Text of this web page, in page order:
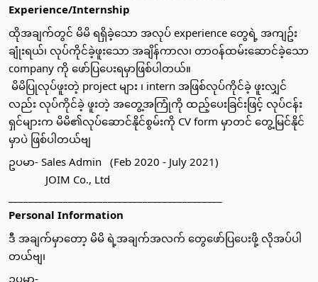
Experience/Internship
ထိုအချက်တွင် မိမိ ရရှိခဲ့သော အလုပ် experience တွေရဲ့ အကျဥ်း
ချုံးရယ်၊ လုပ်ကိုင်ခဲ့ဖူးသော အချိန်ကာလ၊ တာဝန်ထမ်းဆောင်ခဲ့သော
company ကို ဖော်ပြပေးရမှာဖြစ်ပါတယ်။
လည်း လုပ်ကိုင်ခဲ့ ဖူးတဲ့ အတွေ့အကြုံကို ထည့်ပေးခြင်းဖြင့် လုပ်ငန်း
ရှင်များက မိမိ၏လုပ်ဆောင်နိုင်စွမ်းကို CV form မှာတင် တွေ့မြင်နိုင်
မှာပဲ ဖြစ်ပါတယ်ဗျ
ဥပမာ- Sales Admin   (Feb 2020 - July 2021)
             JOIM Co., Ltd
Personal Information
ဒီ အချက်မှာတော့ မိမိ ရဲ့အချက်အလက် တွေဖော်ပြပေးဖို့ လိုအပ်ပါ
တယ်ဗျ၊
ဥပမာ-